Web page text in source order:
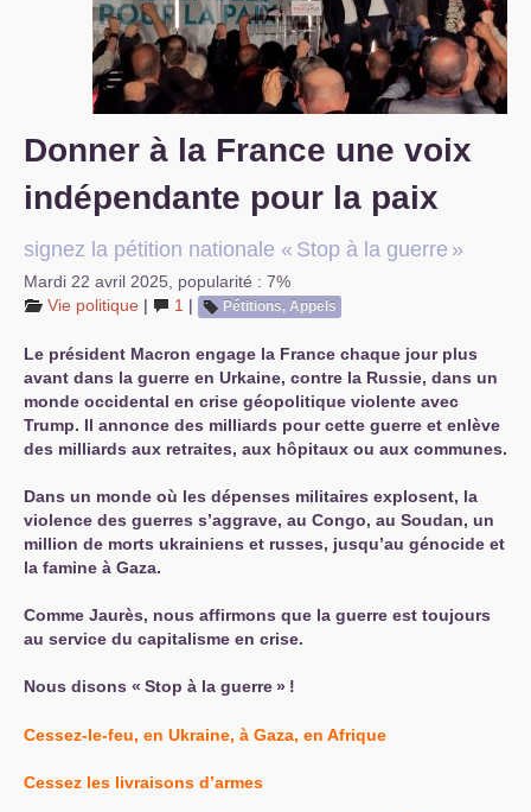
Donner à la France une voix
indépendante pour la paix
signez la pétition nationale « Stop à la guerre »
Mardi 22 avril 2025
popularité : 7%
Vie politique | 1 | Pétitions, Appels
Le président Macron engage la France chaque jour plus
avant dans la guerre en Urkaine, contre la Russie, dans un
monde occidental en crise géopolitique violente avec
Trump. Il annonce des milliards pour cette guerre et enlève
des milliards aux retraites, aux hôpitaux ou aux communes.
Dans un monde où les dépenses militaires explosent, la
violence des guerres s’aggrave, au Congo, au Soudan, un
million de morts ukrainiens et russes, jusqu’au génocide et
la famine à Gaza.
Comme Jaurès, nous affirmons que la guerre est toujours
au service du capitalisme en crise.
Nous disons « Stop à la guerre» !
Cessez-le-feu, en Ukraine, à Gaza, en Afrique
Cessez les livraisons d’armes